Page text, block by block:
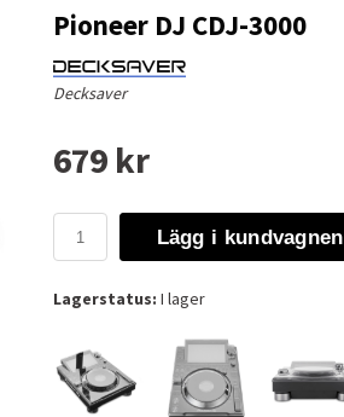
Pioneer DJ CDJ-3000
Decksaver
679 kr
Lägg i kundvagnen
Lagerstatus: I lager